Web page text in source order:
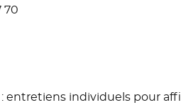
70
entretiens individuels pour